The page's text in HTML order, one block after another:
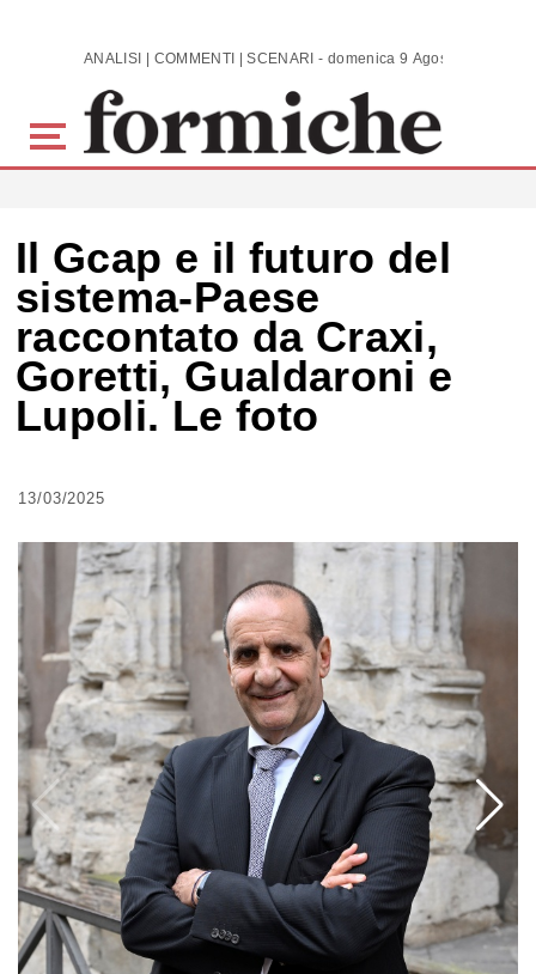
Skip to main content ANALISI | COMMENTI | SCENARI - domenica 9 Agosto 2026
Il Gcap e il futuro del
sistema-Paese
raccontato da Craxi,
Goretti, Gualdaroni e
Lupoli. Le foto
13/03/2025